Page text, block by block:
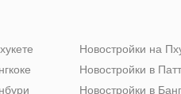
Новостройки на
Новостройки в
Новостройки в